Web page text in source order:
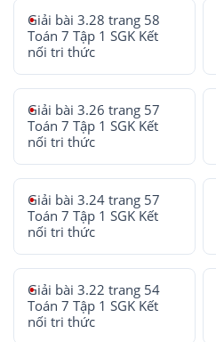
Giải bài 3.28 trang 58
Toán 7 Tập 1 SGK Kết
nối tri thức
Giải bài 3.26 trang 57
Toán 7 Tập 1 SGK Kết
nối tri thức
Giải bài 3.24 trang 57
Toán 7 Tập 1 SGK Kết
nối tri thức
Giải bài 3.22 trang 54
Toán 7 Tập 1 SGK Kết
nối tri thức